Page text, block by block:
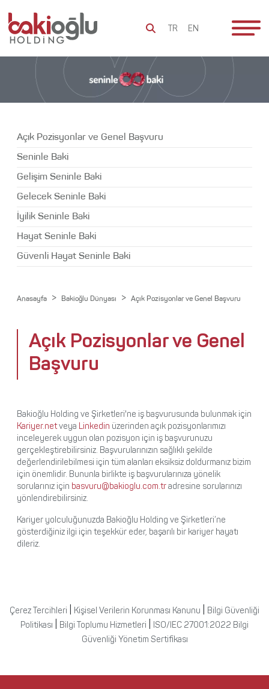
TR EN
Baki Olmak
Sürdürülebilirlik
Sosyal
Sorumluluk
Bakioğlu
Dünyası
Merkezi
1973’ten
Kilometre
Etik İlkeler
Paydaşlıklar
Açık Pozisyonlar ve Genel Başvuru
Seninle Baki
Gelişim Seninle Baki
Gelecek Seninle Baki
İyilik Seninle Baki
Hayat Seninle Baki
Güvenli Hayat Seninle Baki
Anasayfa > Bakioğlu Dünyası > Açık Pozisyonlar ve Genel Başvuru
Açık Pozisyonlar ve Genel
Başvuru
Bakioğlu Holding ve Şirketleri'ne iş başvurusunda bulunmak için
Kariyer.netveya Linkedin üzerinden açık pozisyonlarımızı
inceleyerek uygun olan pozisyon için iş başvurunuzu
gerçekleştirebilirsiniz. Başvurularınızın sağlıklı şekilde
değerlendirilebilmesi için tüm alanları eksiksiz doldurmanız bizim
için önemlidir. Bununla birlikte iş başvurularınıza yönelik
sorularınız için basvuru@bakioglu.com.tradresine sorularınızı
yönlendirebilirsiniz.
Kariyer yolculuğunuzda Bakioğlu Holding ve Şirketleri’ne
gösterdiğiniz ilgi için teşekkür eder, başarılı bir kariyer hayatı
dileriz.
Çerez Tercihleri Kişisel Verilerin Korunması Kanunu
Bilgi Güvenliği
Politikası
Bilgi Toplumu Hizmetleri
ISO/IEC 27001:2022 Bilgi
Güvenliği Yönetim Sertifikası